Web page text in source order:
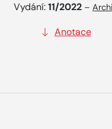
Vydání:11/2022 –
Anotace